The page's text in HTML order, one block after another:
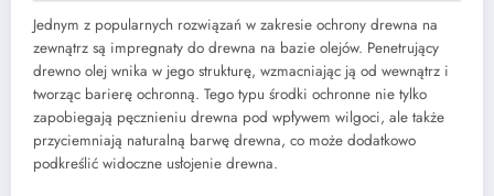
Jednym z popularnych rozwiązań w zakresie ochrony drewna na
zewnątrz są impregnaty do drewna na bazie olejów. Penetrujący
drewno olej wnika w jego strukturę, wzmacniając ją od wewnątrz i
tworząc barierę ochronną. Tego typu środki ochronne nie tylko
zapobiegają pęcznieniu drewna pod wpływem wilgoci, ale także
przyciemniają naturalną barwę drewna, co może dodatkowo
podkreślić widoczne usłojenie drewna.